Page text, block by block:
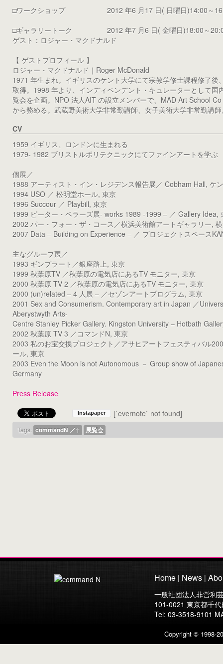
□ワークショップ 2012 年6 月17 日( 日曜日)14:00～
□ギャラリートーク 2012 年7 月6 日( 金曜日)18:00～
ゲスト：ロジャー・マクドナルド
【 ゲストプロフィール 】
ロジャー・マクドナルド｜Roger McDonald
1971 年生まれ。イギリスのケント大学にて宗教学修士課程修了後
取得。1998 年より、インディペンデント・キュレーターとして国
覧会を企画。NPO 法人AIT の設立メンバーで、MAD Art School
から務める。武蔵野美術大学非常勤講師、女子美術大学非常勤講
CV
1959 イギリス、ロンドンに生まれる
1979- 1982 ブリストルポリテクニックにてファインアートを学ぶ
個展／
1988 アーティスト・イン・レジデンス報告展／ Cobham Hall, ケ
1994 USO ／ 松明堂ホール, 東京
1996 Succour ／ Playbill, 東京
1999 ピーター・ベラーズ展- works 1989 -1999 – ／ Gallery Idea,
2002 パー・フォー・ザ・コース／横浜美術館アートギャラリー,
2007 Data – Building on Experience – ／ プロジェクトスペース
主なグループ展／
1993 ギンブラート／銀座路上, 東京
1999 秋葉原TV ／秋葉原の電気店にあるTV モニター, 東京
2000 秋葉原 TV 2 ／秋葉原の電気店にあるTV モニター, 東京
2000 (un)related – 4 人展 – ／セゾンアートプログラム, 東京
2001 Sex and Consumerism. Contemporary art in Japan ／
Aberystwyth Arts-
Centre Stanley Picker Gallery. Kingston University – Hotbath
2002 秋葉原 TV 3 ／コマンドN, 東京
2003 私のお宝交換プロジェクト／アサヒアートフェスティバル
ール, 東京
2003 Even the Moon is not Autonomous － Group show of
Germany
Press Release
[`evernote` not found]
Tags: commandN ／↑ 展覧会
Home | News |
一般社団法人非営利
101-0021 東京都千
Tel: 03-3518-9101
Copyright © 1998-